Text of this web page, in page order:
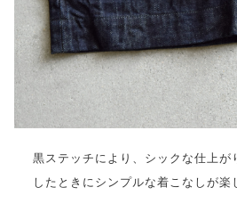
黒ステッチにより、シックな仕上が
したときにシンプルな着こなしが楽